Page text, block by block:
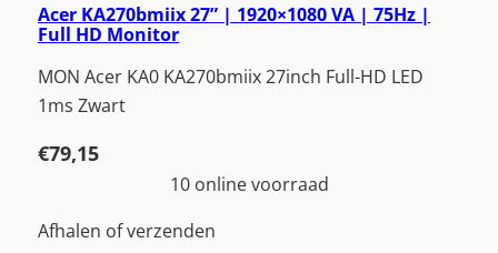
Acer KA270bmiix 27” | 1920×1080 VA | 75Hz |
Full HD Monitor
MON Acer KA0 KA270bmiix 27inch Full-HD LED
1ms Zwart
€79,15
10 online voorraad
Afhalen of verzenden